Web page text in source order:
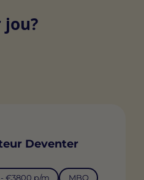
Deventer
€3800 p/m MBO